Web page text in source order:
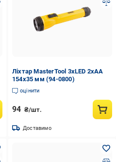
Ліхтар MasterTool 3хLED 2хAA
154х35 мм (94-0800)
оцінити
94 ₴/шт.
Доставимо